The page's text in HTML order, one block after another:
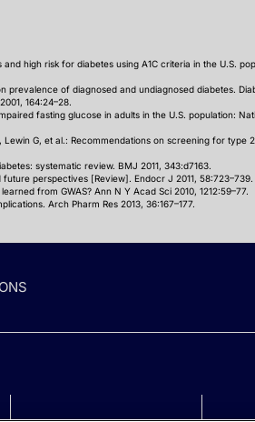
high risk for diabetes using A1C criteria in the U.S.
prevalence of diagnosed and undiagnosed diabetes.
164:24–28.
fasting glucose in adults in the U.S. population:
G, et al.: Recommendations on screening for type
systematic review. BMJ 2011, 343:d7163.
perspectives [Review]. Endocr J 2011, 58:723–739.
from GWAS? Ann N Y Acad Sci 2010, 1212:59–77.
Arch Pharm Res 2013, 36:167–177.